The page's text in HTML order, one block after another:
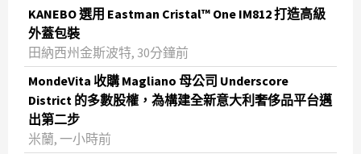
KANEBO 選用 Eastman Cristal™ One IM812 打造高級
外蓋包裝
田納西州金斯波特, 30分鐘前
MondeVita 收購 Magliano 母公司 Underscore
District 的多數股權，為構建全新意大利奢侈品平台邁
出第二步
米蘭, 一小時前